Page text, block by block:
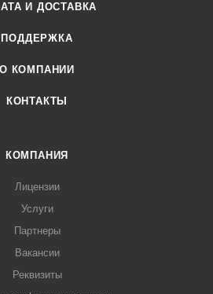
И ДОСТАВКА
ПОДДЕРЖКА
О КОМПАНИИ
КОНТАКТЫ
КОМПАНИЯ
Лицензии
Услуги
Партнеры
Вакансии
Реквизиты